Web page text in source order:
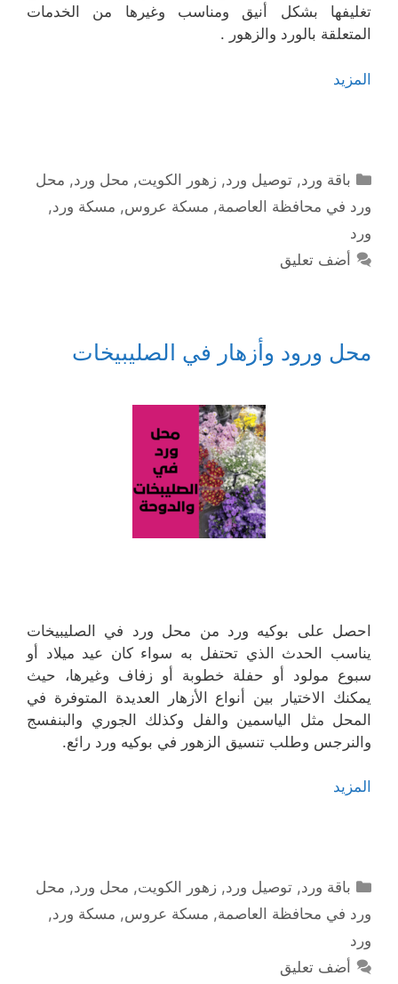
تغليفها بشكل أنيق ومناسب وغيرها من الخدمات
المتعلقة بالورد والزهور .
المزيد
التصنيفات
باقة ورد,توصيل ورد,زهور الكويت, محل ورد, محل
ورد في محافظة العاصمة, مسكة عروس, مسكة ورد,
ورد
أضف تعليق
محل ورود وأزهار في الصليبيخات
احصل على بوكيه ورد من محل ورد في الصليبيخات
يناسب الحدث الذي تحتفل به سواء كان عيد ميلاد أو
سبوع مولود أو حفلة خطوبة أو زفاف وغيرها، حيث
يمكنك الاختيار بين أنواع الأزهار العديدة المتوفرة في
المحل مثل الياسمين والفل وكذلك الجوري والبنفسج
والنرجس وطلب تنسيق الزهور في بوكيه ورد رائع.
المزيد
التصنيفات
باقة ورد,توصيل ورد,زهور الكويت, محل ورد, محل
ورد في محافظة العاصمة, مسكة عروس, مسكة ورد,
ورد
أضف تعليق